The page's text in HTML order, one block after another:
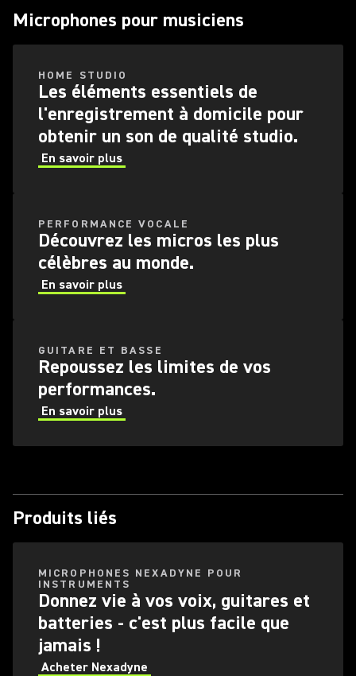
Microphones pour musiciens
HOME STUDIO
Les éléments essentiels de
l'enregistrement à domicile pour
obtenir un son de qualité studio.
En savoir plus
PERFORMANCE VOCALE
Découvrez les micros les plus
célèbres au monde.
En savoir plus
GUITARE ET BASSE
Repoussez les limites de vos
performances.
En savoir plus
Produits liés
MICROPHONES NEXADYNE POUR
INSTRUMENTS
Donnez vie à vos voix, guitares et
batteries - c'est plus facile que
jamais !
Acheter Nexadyne